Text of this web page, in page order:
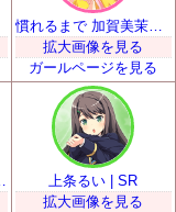
慣れるまで 加賀美茉莉 | SR
拡大画像を見る
ガールページを見る
上条るい | SR
拡大画像を見る